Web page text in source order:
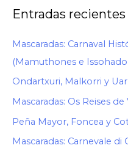
Entradas recientes
Mascaradas: Carnaval
(Mamuthones e
Ondartxuri, Malkorri y
Mascaradas: Os Reises
Peña Mayor, Foncea y
Mascaradas: Carnevale